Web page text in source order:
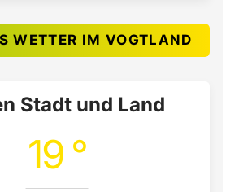
WETTER IM VOGTLAND
Stadt und Land
19 °